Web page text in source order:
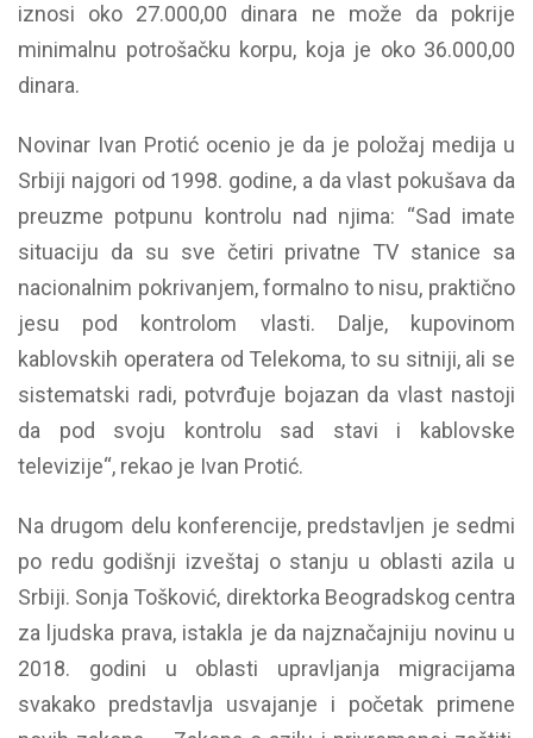
iznosi oko 27.000,00 dinara ne može da pokrije
minimalnu potrošačku korpu, koja je oko 36.000,00
dinara.
Novinar Ivan Protić ocenio je da je položaj medija u
Srbiji najgori od 1998. godine, a da vlast pokušava da
preuzme potpunu kontrolu nad njima: “Sad imate
situaciju da su sve četiri privatne TV stanice sa
nacionalnim pokrivanjem, formalno to nisu, praktično
jesu pod kontrolom vlasti. Dalje, kupovinom
kablovskih operatera od Telekoma, to su sitniji, ali se
sistematski radi, potvrđuje bojazan da vlast nastoji
da pod svoju kontrolu sad stavi i kablovske
televizije“, rekao je Ivan Protić.
Na drugom delu konferencije, predstavljen je sedmi
po redu godišnji izveštaj o stanju u oblasti azila u
Srbiji. Sonja Tošković, direktorka Beogradskog centra
za ljudska prava, istakla je da najznačajniju novinu u
2018. godini u oblasti upravljanja migracijama
svakako predstavlja usvajanje i početak primene